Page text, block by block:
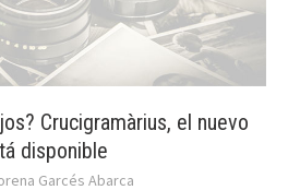
Crucigramàrius, el nuevo
disponible
Garcés Abarca